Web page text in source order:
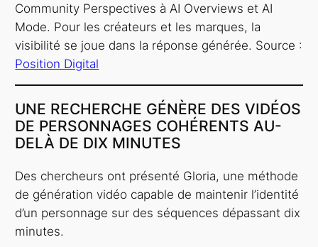
Community Perspectives à AI Overviews et AI
Mode. Pour les créateurs et les marques, la
visibilité se joue dans la réponse générée. Source :
Position Digital
UNE RECHERCHE GÉNÈRE DES VIDÉOS
DE PERSONNAGES COHÉRENTS AU-
DELÀ DE DIX MINUTES
Des chercheurs ont présenté Gloria, une méthode
de génération vidéo capable de maintenir l’identité
d’un personnage sur des séquences dépassant dix
minutes.